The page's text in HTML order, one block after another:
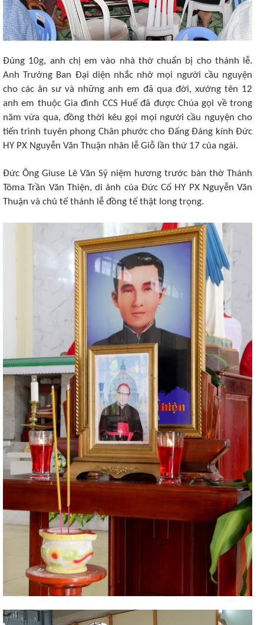
Đúng 10g, anh chị em vào nhà thờ chuẩn bị cho thánh lễ.
Anh Trưởng Ban Đại diện nhắc nhở mọi người cầu nguyện
cho các ân sư và những anh em đã qua đời, xướng tên 12
anh em thuộc Gia đình CCS Huế đã được Chúa gọi về trong
năm vừa qua, đồng thời kêu gọi mọi người cầu nguyện cho
tiến trình tuyên phong Chân phước cho Đấng Đáng kính Đức
HY PX Nguyễn Văn Thuận nhân lễ Giỗ lần thứ 17 của ngài.
Đức Ông Giuse Lê Văn Sỹ niệm hương trước bàn thờ Thánh
Tôma Trần Văn Thiện, di ảnh của Đức Cố HY PX Nguyễn Văn
Thuận và chủ tế thánh lễ đồng tế thật long trọng.